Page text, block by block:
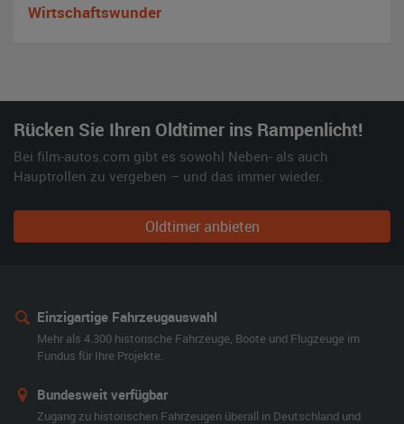
Wirtschaftswunder
Rücken Sie Ihren Oldtimer ins Rampenlicht!
Bei film-autos.com gibt es sowohl Neben- als auch
Hauptrollen zu vergeben – und das immer wieder.
Oldtimer anbieten
Einzigartige Fahrzeugauswahl
Mehr als 4.300 historische Fahrzeuge, Boote und Flugzeuge im
Fundus für Ihre Projekte.
Bundesweit verfügbar
Zugang zu historischen Fahrzeugen überall in Deutschland und